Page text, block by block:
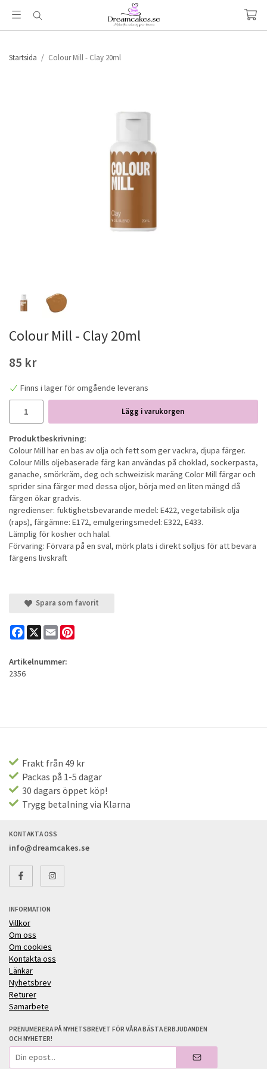
Startsida / Colour Mill - Clay 20ml
Colour Mill - Clay 20ml
85 kr
Finns i lager för omgående leverans
Lägg i varukorgen
Produktbeskrivning:
Colour Mill har en bas av olja och fett som ger vackra, djupa färger.
Colour Mills oljebaserade färg kan användas på choklad, sockerpasta,
ganache, smörkräm, deg och schweizisk maräng Color Mill färgar och
sprider sina färger med dessa oljor, börja med en liten mängd då
färgen ökar gradvis.
ngredienser: fuktighetsbevarande medel: E422, vegetabilisk olja
(raps), färgämne: E172, emulgeringsmedel: E322, E433.
Lämplig för kosher och halal.
Förvaring: Förvara på en sval, mörk plats i direkt solljus för att bevara
färgens livskraft
Spara som favorit
Facebook
X Email
Artikelnummer:
2356
Frakt från 49 kr
Packas på 1-5 dagar
30 dagars öppet köp!
Trygg betalning via Klarna
KONTAKTA OSS
info@dreamcakes.se
INFORMATION
Villkor
Om oss
Om cookies
Kontakta oss
Länkar
Nyhetsbrev
Returer
Samarbete
PRENUMERERA PÅ NYHETSBREVET FÖR VÅRA BÄSTA ERBJUDANDEN
OCH NYHETER!
postadress